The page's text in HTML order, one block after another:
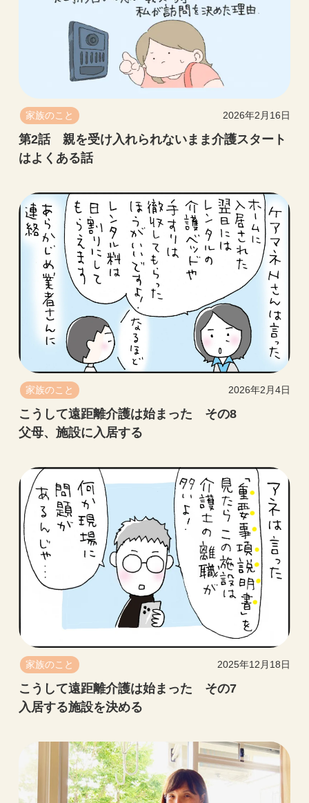
家族のこと 2026年2月16日
第2話 親を受け入れられないまま介護スタート
はよくある話
家族のこと 2026年2月4日
こうして遠距離介護は始まった その8
父母、施設に入居する
家族のこと 2025年12月18日
こうして遠距離介護は始まった その7
入居する施設を決める